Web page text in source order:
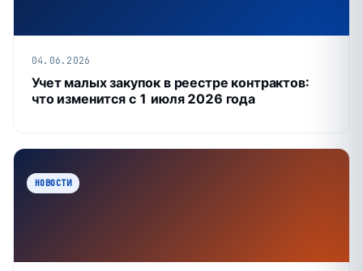
04.06.2026
Учет малых закупок в реестре контрактов:
что изменится с 1 июля 2026 года
НОВОСТИ